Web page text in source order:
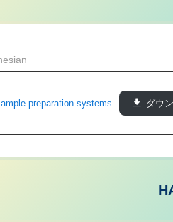
preparation systems ダウ